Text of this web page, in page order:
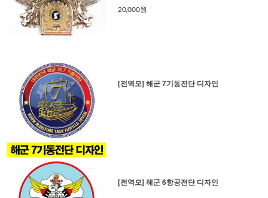
20,000원
[전역모] 해군 7기동전단 디자인
[전역모] 해군 6항공전단 디자인